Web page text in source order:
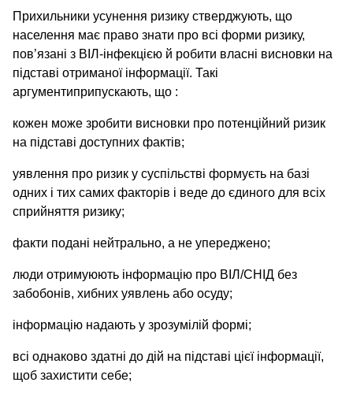
Прихильники усунення ризику стверджують, що
населення має право знати про всі форми ризику,
пов’язані з ВІЛ-інфекцією й робити власні висновки на
підставі отриманої інформації. Такі
аргументиприпускають, що :
кожен може зробити висновки про потенційний ризик
на підставі доступних фактів;
уявлення про ризик у суспільстві формуєть на базі
одних і тих самих факторів і веде до єдиного для всіх
сприйняття ризику;
факти подані нейтрально, а не упереджено;
люди отримуюють інформацію про ВІЛ/СНІД без
забобонів, хибних уявлень або осуду;
інформацію надають у зрозумілій формі;
всі однаково здатні до дій на підставі цієї інформації,
щоб захистити себе;